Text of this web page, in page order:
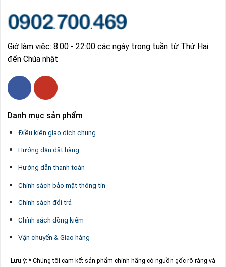
Giờ làm việc: 8:00 - 22:00 các ngày trong tuần từ Thứ Hai
đến Chúa nhật
Danh mục sản phẩm
Điều kiện giao dịch chung
Hướng dẫn đặt hàng
Hướng dẫn thanh toán
Chính sách bảo mật thông tin
Chính sách đổi trả
Chính sách đồng kiểm
Vận chuyển & Giao hàng
Lưu ý: * Chúng tôi cam kết sản phẩm chính hãng có nguồn gốc rõ ràng và